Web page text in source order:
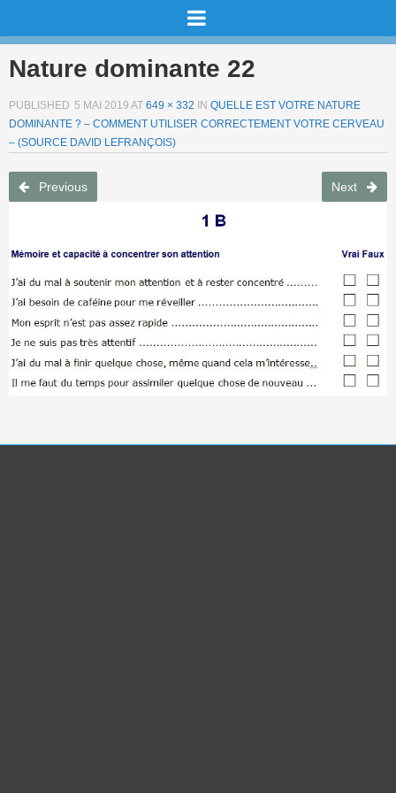
Nature dominante 22
PUBLISHED 5 MAI 2019 AT 649 × 332 IN QUELLE EST VOTRE NATURE
DOMINANTE ? – COMMENT UTILISER CORRECTEMENT VOTRE CERVEAU
– (SOURCE DAVID LEFRANÇOIS)
Previous Next